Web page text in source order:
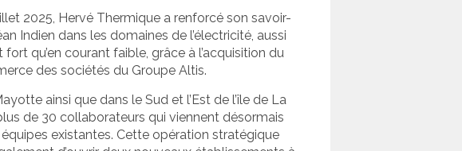
2025, Hervé Thermique a renforcé son savoir-
Indien dans les domaines de l’électricité, aussi
qu’en courant faible, grâce à l’acquisition du
des sociétés du Groupe Altis.
ainsi que dans le Sud et l’Est de l’île de La
de 30 collaborateurs qui viennent désormais
existantes. Cette opération stratégique